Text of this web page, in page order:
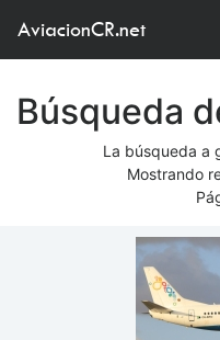
AviacionCR.net
Búsqueda
La búsqueda a
Mostrando